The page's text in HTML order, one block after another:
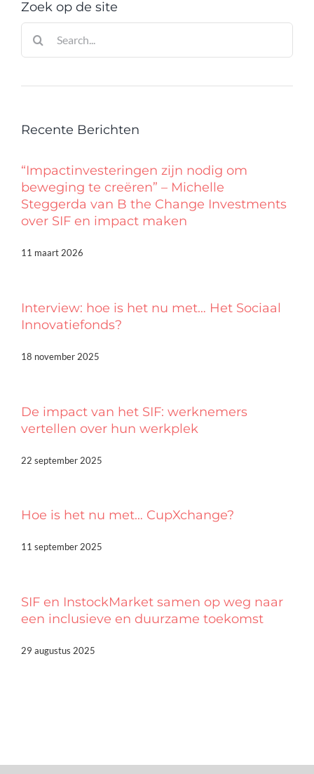
Zoek op de site
Zoeken
naar:
Recente Berichten
“Impactinvesteringen zijn nodig om
beweging te creëren” – Michelle
Steggerda van B the Change Investments
over SIF en impact maken
11 maart 2026
Interview: hoe is het nu met… Het Sociaal
Innovatiefonds?
18 november 2025
De impact van het SIF: werknemers
vertellen over hun werkplek
22 september 2025
Hoe is het nu met… CupXchange?
11 september 2025
SIF en InstockMarket samen op weg naar
een inclusieve en duurzame toekomst
29 augustus 2025